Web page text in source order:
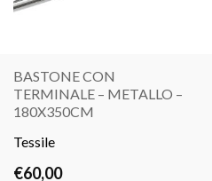
LEGGI
BASTONE CON
TERMINALE – METALLO –
180X350CM
Tessile
€60,00